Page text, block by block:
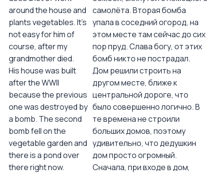
around the house and
plants vegetables. It’s
not easy for him of
course, after my
grandmother died.
His house was built
after the WWII
because the previous
one was destroyed by
a bomb. The second
bomb fell on the
vegetable garden and
there is a pond over
there right now.
самолёта. Вторая бомба
упала в соседний огород, на
этом месте там сейчас до сих
пор пруд. Слава богу, от этих
бомб никто не пострадал.
Дом решили строить на
другом месте, ближе к
центральной дороге, что
было совершенно логично. В
те времена не строили
больших домов, поэтому
удивительно, что дедушкин
дом просто огромный.
Сначала, при входе в дом,